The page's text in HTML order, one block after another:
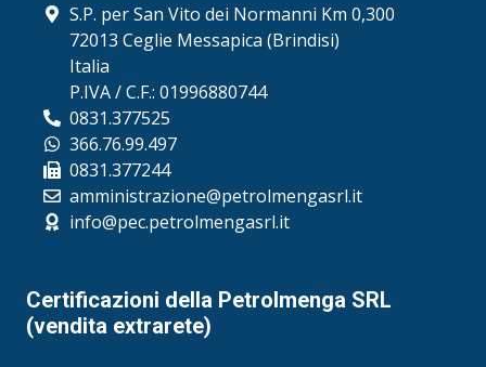
S.P. per San Vito dei Normanni Km 0,300
72013 Ceglie Messapica (Brindisi)
Italia
P.IVA / C.F.: 01996880744
0831.377525
366.76.99.497
0831.377244
amministrazione@petrolmengasrl.it
info@pec.petrolmengasrl.it
Certificazioni della Petrolmenga SRL
(vendita extrarete)